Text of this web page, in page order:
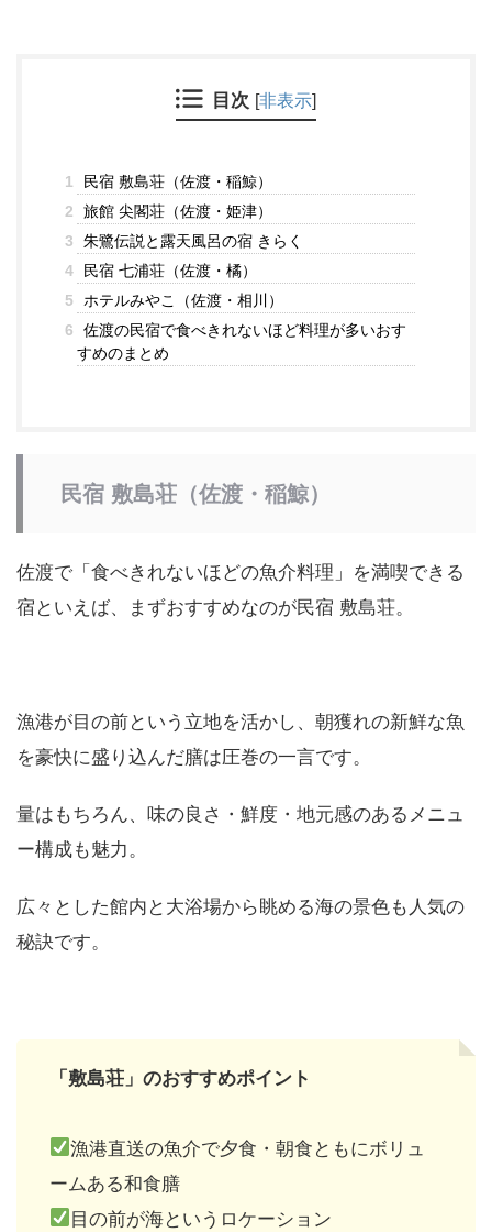
目次 [非表示]
1
民宿 敷島荘（佐渡・稲鯨）
2
旅館 尖閣荘（佐渡・姫津）
3
朱鷺伝説と露天風呂の宿 きらく
4
民宿 七浦荘（佐渡・橘）
5
ホテルみやこ（佐渡・相川）
6
佐渡の民宿で食べきれないほど料理が多いおす
すめのまとめ
民宿 敷島荘（佐渡・稲鯨）
佐渡で「食べきれないほどの魚介料理」を満喫できる
宿といえば、まずおすすめなのが民宿 敷島荘。
漁港が目の前という立地を活かし、朝獲れの新鮮な魚
を豪快に盛り込んだ膳は圧巻の一言です。
量はもちろん、味の良さ・鮮度・地元感のあるメニュ
ー構成も魅力。
広々とした館内と大浴場から眺める海の景色も人気の
秘訣です。
「敷島荘」のおすすめポイント
漁港直送の魚介で夕食・朝食ともにボリュ
ームある和食膳
目の前が海というロケーション